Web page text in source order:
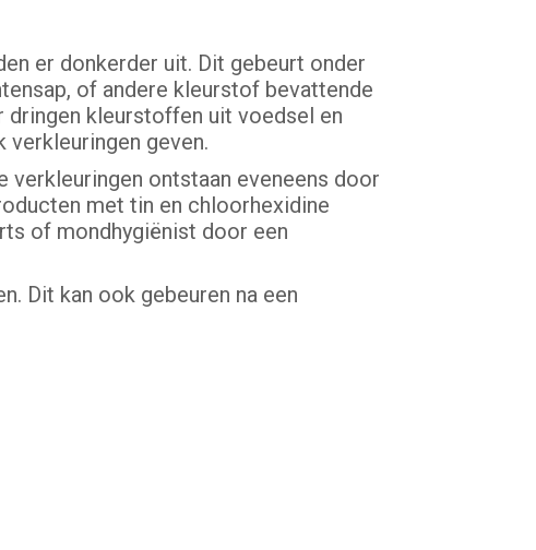
er donkerder uit. Dit gebeurt onder
of andere kleurstof bevattende
dringen kleurstoffen uit voedsel en
verkleuringen geven.
verkleuringen ontstaan eveneens door
met tin en chloorhexidine
of mondhygiënist door een
Dit kan ook gebeuren na een